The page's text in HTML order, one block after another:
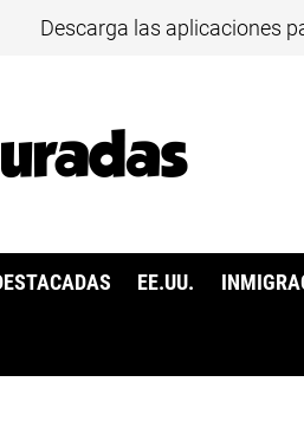
Descarga las aplicaciones
EE.UU.